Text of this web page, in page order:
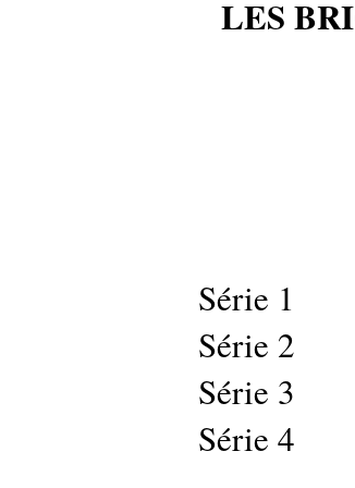
LES
Série 1
Série 2
Série 3
Série 4